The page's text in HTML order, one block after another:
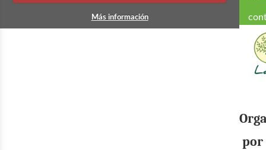
Más información
por